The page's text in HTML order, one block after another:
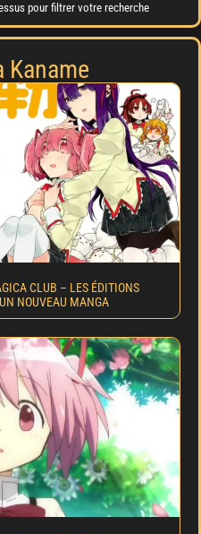
pour filtrer votre recherche
Kaname
CLUB – LES ÉDITIONS
NOUVEAU MANGA